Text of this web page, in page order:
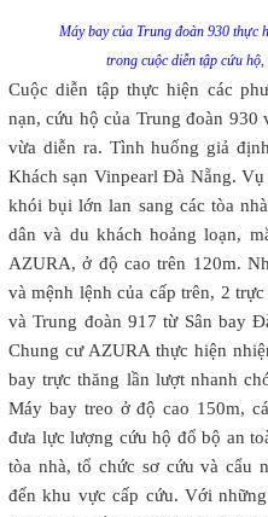
Máy bay của Trung đoàn 930 thực
trong cuộc diễn tập cứu
Cuộc diễn tập thực hiện các
nạn, cứu hộ của Trung đoàn
vừa diễn ra. Tình huống giả
Khách sạn Vinpearl Đà Nẵng.
khói bụi lớn lan sang các tòa
dân và du khách hoảng loạn,
AZURA, ở độ cao trên 120m.
và mệnh lệnh của cấp trên, 2
và Trung đoàn 917 từ Sân bay
Chung cư AZURA thực hiện
bay trực thăng lần lượt nhanh
Máy bay treo ở độ cao 150m,
đưa lực lượng cứu hộ đổ bộ an
tòa nhà, tổ chức sơ cứu và cẩu
đến khu vực cấp cứu. Với